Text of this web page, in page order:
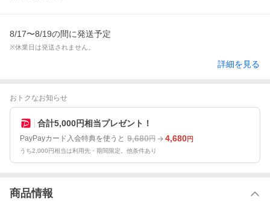
8/17〜8/19の間に発送予定
※休業日は発送されません。
詳細を見る
おトクなお知らせ
合計5,000円相当プレゼント！
PayPayカード入会特典を使うと 9,680円 4,680円
うち2,000円相当は利用先・期間限定。他条件あり
商品情報